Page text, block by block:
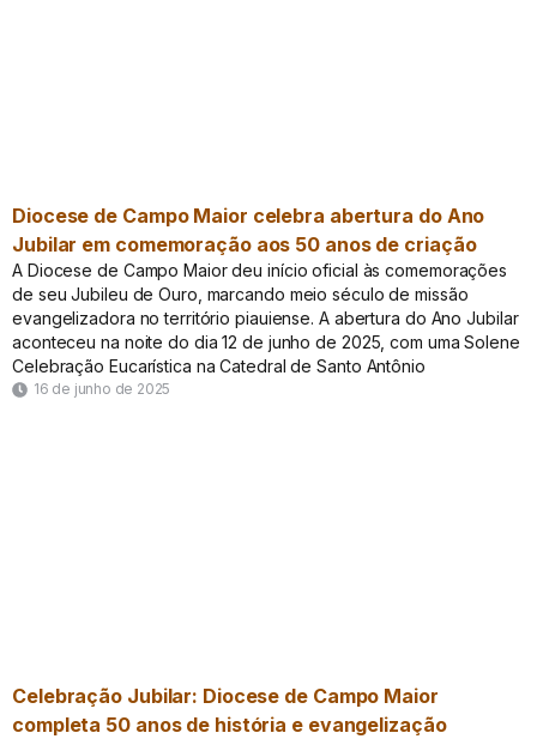
Diocese de Campo Maior celebra abertura do Ano
Jubilar em comemoração aos 50 anos de criação
A Diocese de Campo Maior deu início oficial às comemorações
de seu Jubileu de Ouro, marcando meio século de missão
evangelizadora no território piauiense. A abertura do Ano Jubilar
aconteceu na noite do dia 12 de junho de 2025, com uma Solene
Celebração Eucarística na Catedral de Santo Antônio
16 de junho de 2025
Celebração Jubilar: Diocese de Campo Maior
completa 50 anos de história e evangelização